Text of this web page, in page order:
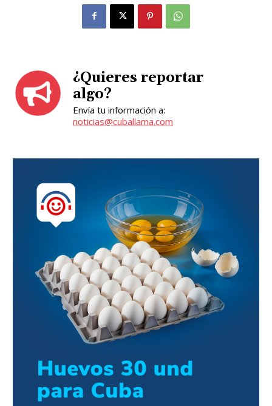
¿Quieres reportar
algo?
Envía tu información a:
noticias@cuballama.com